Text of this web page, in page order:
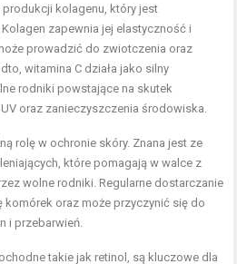
kolagenu, który jest
zapewnia jej elastyczność i
prowadzić do zwiotczenia oraz
witamina C działa jako silny
rodniki powstające na skutek
oraz zanieczyszczenia środowiska.
rolę w ochronie skóry. Znana jest ze
które pomagają w walce z
wolne rodniki. Regularne dostarczanie
komórek oraz może przyczynić się do
i przebarwień.
takie jak retinol, są kluczowe dla